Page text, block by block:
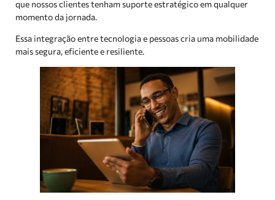
que nossos clientes tenham suporte estratégico em qualquer
momento da jornada.
Essa integração entre tecnologia e pessoas cria uma mobilidade
mais segura, eficiente e resiliente.